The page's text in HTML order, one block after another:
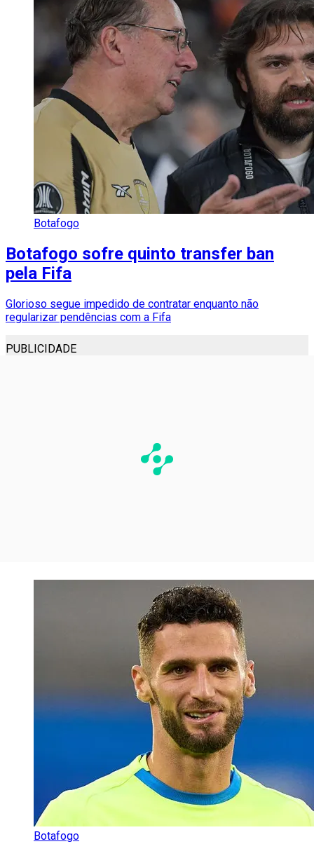
Botafogo
Botafogo sofre quinto transfer ban
pela Fifa
Glorioso segue impedido de contratar enquanto não
regularizar pendências com a Fifa
PUBLICIDADE
Botafogo